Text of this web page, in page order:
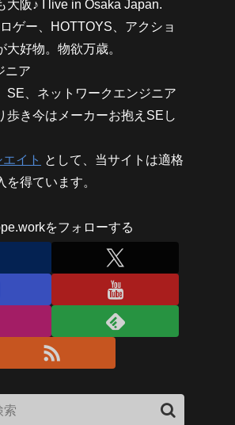
大阪♪ I live in Osaka Japan.
ゲー、HOTTOYS、アクショ
大好物。物欲万歳。
ニア
SE、ネットワークエンジニア
歩き今はメーカーお抱えSEし
イト として、当サイトは適格
を得ています。
をフォローする